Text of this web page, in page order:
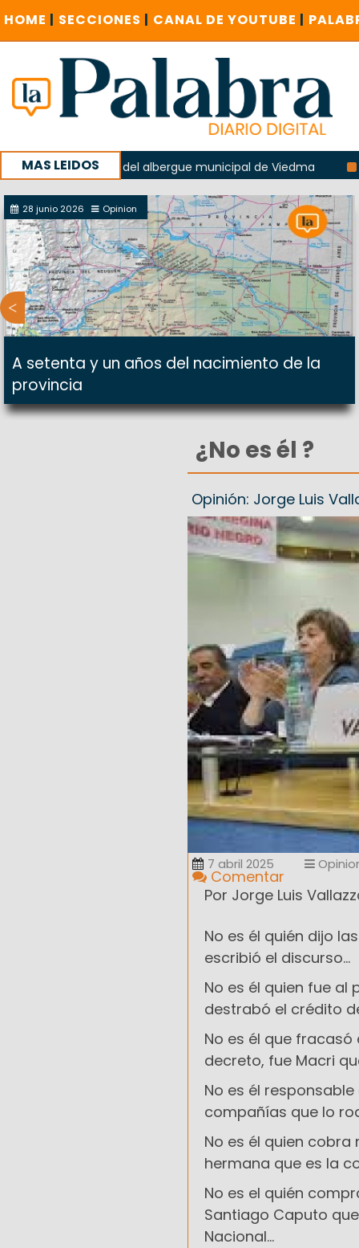
HOME | SECCIONES | CANAL DE YOUTUBE |
MAS LEIDOSdel albergue municipal de Viedma La
con un encuentro provincial en Roca
28 junio 2026 Opinion
A setenta y un años del nacimiento de la
provincia
¿No es él ?
Opinión: Jorge Luis
7 abril 2025
Comentar
Por Jorge Luis
No es él quién dijo
escribió el discurso...
No es él quien fue al
destrabó el crédito
No es él que
decreto, fue Macri
No es él
compañías que lo
No es él quien cobra
hermana que es la
No es el quién
Santiago Caputo
Nacional...